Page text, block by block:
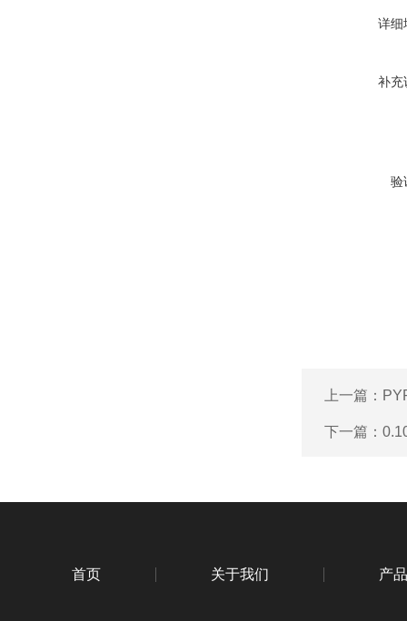
详细
补充
验
上一篇：
下一篇：
首页 关于我们 产